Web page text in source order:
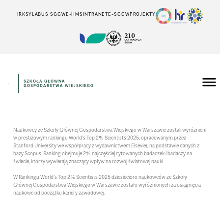
IRKSYLABUS SGGWE-HMSINTRANETE-SGGWPROJEKTY
SZKOŁA GŁÓWNA
GOSPODARSTWA WIEJSKIEGO
Naukowcy ze Szkoły Głównej Gospodarstwa Wiejskiego w Warszawie zostali wyróżnieni
w prestiżowym rankingu World’s Top 2% Scientists 2025, opracowanym przez
Stanford University we współpracy z wydawnictwem Elsevier, na podstawie danych z
bazy Scopus. Ranking obejmuje 2% najczęściej cytowanych badaczek i badaczy na
świecie, którzy wywierają znaczący wpływ na rozwój światowej nauki.
W Rankingu World’s Top 2% Scientists 2025 dziesięcioro naukowców ze Szkoły
Głównej Gospodarstwa Wiejskiego w Warszawie zostało wyróżnionych za osiągnięcia
naukowe od początku kariery zawodowej.